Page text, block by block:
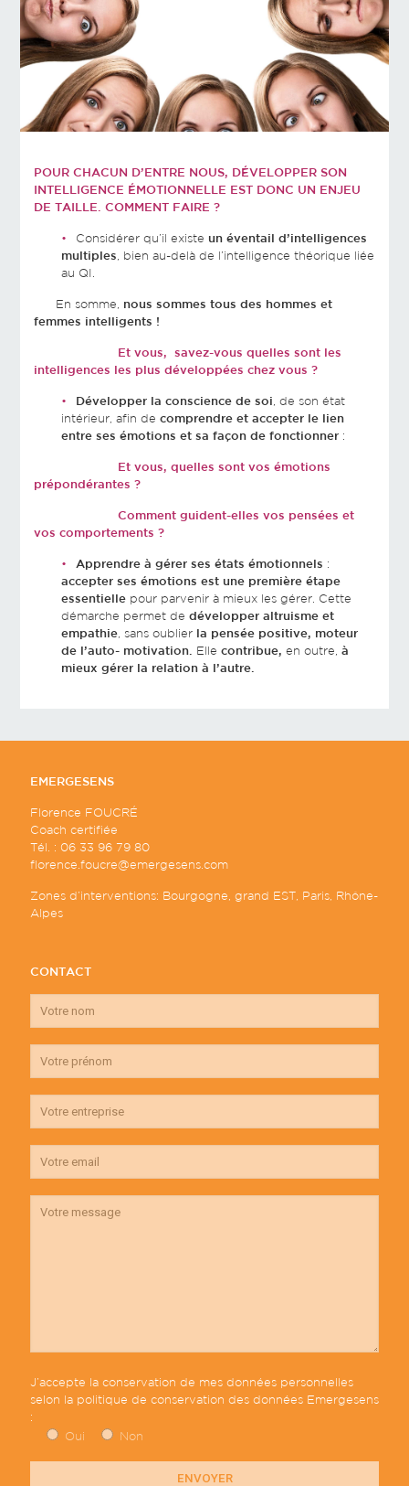
POUR CHACUN D’ENTRE NOUS, DÉVELOPPER SON
INTELLIGENCE ÉMOTIONNELLE EST DONC UN ENJEU
DE TAILLE. COMMENT FAIRE ?
Considérer qu’il existe un éventail d’intelligences
multiples, bien au-delà de l’intelligence théorique liée
au QI.
En somme, nous sommes tous des hommes et
femmes intelligents !
Et vous, savez-vous quelles sont les
intelligences les plus développées chez vous ?
Développer la conscience de soi, de son état
intérieur, afin de comprendre et accepter le lien
entre ses émotions et sa façon de fonctionner :
Et vous, quelles sont vos émotions
prépondérantes ?
Comment guident-elles vos pensées et
vos comportements ?
Apprendre à gérer ses états émotionnels :
accepter ses émotions est une première étape
essentiellepour parvenir à mieux les gérer. Cette
démarche permet de développer altruisme et
empathie, sans oublier la pensée positive, moteur
de l’auto- motivation. Elle contribue, en outre, à
mieux gérer la relation à l’autre.
EMERGESENS
Florence FOUCRÉ
Coach certifiée
Tél. : 06 33 96 79 80
florence.foucre@emergesens.com
Zones d’interventions: Bourgogne, grand EST, Paris, Rhône-
Alpes
CONTACT
J’accepte la conservation de mes données personnelles
selon la politique de conservation des données Emergesens
:
Oui
Non